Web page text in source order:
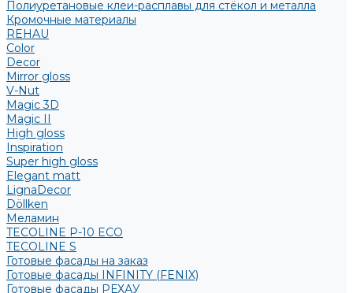
Полиуретановые клеи-расплавы для стёкол и металла
Кромочные материалы
REHAU
Color
Decor
Mirror gloss
V-Nut
Magic 3D
Magic II
High gloss
Inspiration
Super high gloss
Elegant matt
LignaDecor
Döllken
Меламин
TECOLINE P-10 ECO
TECOLINE S
Готовые фасады на заказ
Готовые фасады INFINITY (FENIX)
Готовые фасады РЕХАУ